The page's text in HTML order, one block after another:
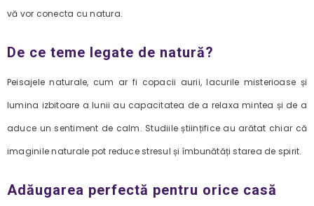
vă vor conecta cu natura.
De ce teme legate de natură?
Peisajele naturale, cum ar fi copacii aurii, lacurile misterioase și
lumina izbitoare a lunii au capacitatea de a relaxa mintea și de a
aduce un sentiment de calm. Studiile științifice au arătat chiar că
imaginile naturale pot reduce stresul și îmbunătăți starea de spirit.
Adăugarea perfectă pentru orice casă